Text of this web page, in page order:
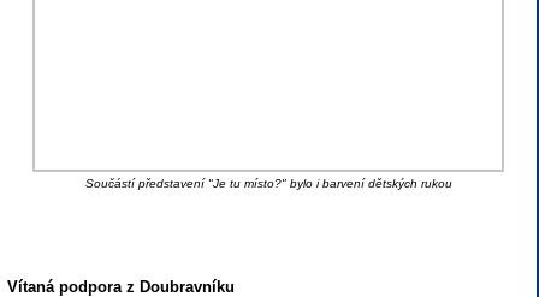
Součástí představení "Je tu místo?" bylo i barvení dětských rukou
Vítaná podpora z Doubravníku